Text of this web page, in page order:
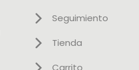
Seguimiento
Tienda
Carrito